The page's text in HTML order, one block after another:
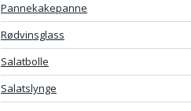
Pannekakepanne
Rødvinsglass
Salatbolle
Salatslynge